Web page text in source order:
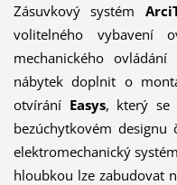
Zásuvkový systém
volitelného vybavení
mechanického
nábytek doplnit o
otvírání Easys, který se
bezúchytkovém
elektromechanický
hloubkou lze zabudovat